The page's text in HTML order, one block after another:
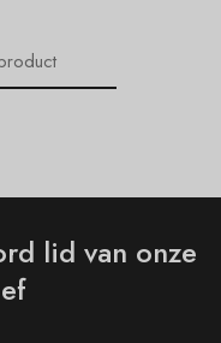
lid van onze